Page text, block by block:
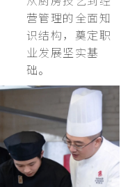
营管理的全面知
识结构，奠定职
业发展坚实基
础。